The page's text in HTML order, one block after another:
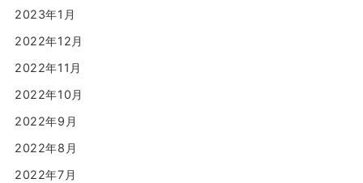
2023年1月
2022年12月
2022年11月
2022年10月
2022年9月
2022年8月
2022年7月